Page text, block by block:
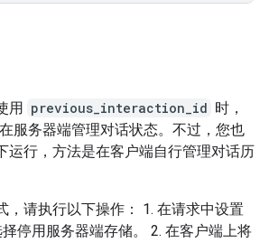
用 previous_interaction_id 时，
服务器端管理对话状态。不过，您也
运行，方法是在客户端自行管理对话历
，请执行以下操作： 1. 在请求中设置
择停用服务器端存储。 2. 在客户端上将